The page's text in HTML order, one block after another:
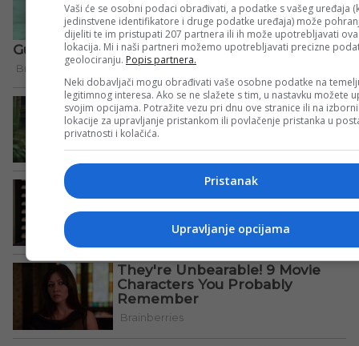
Vaši će se osobni podaci obrađivati, a podatke s vašeg uređaja
jedinstvene identifikatore i druge podatke uređaja) može
dijeliti te im pristupati 207 partnera ili ih može upotrebljavati
lokacija. Mi i naši partneri možemo upotrebljavati precizne
geolociranju. Popis partnera.
Neki dobavljači mogu obrađivati vaše osobne podatke na
legitimnog interesa. Ako se ne slažete s tim, u nastavku možete
svojim opcijama. Potražite vezu pri dnu ove stranice ili na
lokacije za upravljanje pristankom ili povlačenje pristanka u
privatnosti i kolačića.
Pristanak
Upravljanje opcijama